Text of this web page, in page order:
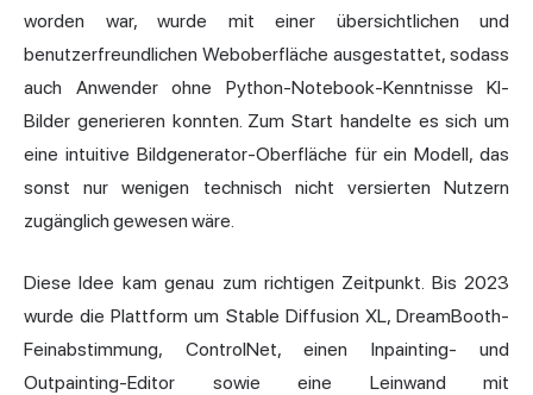
worden war, wurde mit einer übersichtlichen und
benutzerfreundlichen Weboberfläche ausgestattet, sodass
auch Anwender ohne Python-Notebook-Kenntnisse KI-
Bilder generieren konnten. Zum Start handelte es sich um
eine intuitive Bildgenerator-Oberfläche für ein Modell, das
sonst nur wenigen technisch nicht versierten Nutzern
zugänglich gewesen wäre.
Diese Idee kam genau zum richtigen Zeitpunkt. Bis 2023
wurde die Plattform um Stable Diffusion XL, DreamBooth-
Feinabstimmung, ControlNet, einen Inpainting- und
Outpainting-Editor sowie eine Leinwand mit